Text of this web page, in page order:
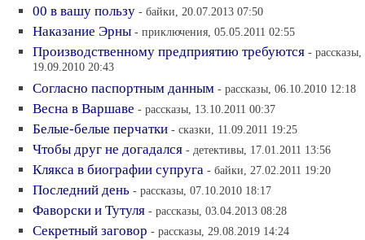
00 в вашу пользу - байки, 20.07.2013 07:50
Наказание Эрны - приключения, 05.05.2011 02:55
Производственному предприятию требуются - рассказы,
19.09.2010 20:43
Согласно паспортным данным - рассказы, 06.10.2010 12:18
Весна в Варшаве - рассказы, 13.10.2011 00:37
Белые-белые перчатки - сказки, 11.09.2011 19:25
Чтобы друг не догадался - детективы, 17.01.2011 13:56
Клякса в биографии супруга - байки, 27.02.2011 19:20
Последний день - рассказы, 07.10.2010 18:17
Фаворски и Тутуля - рассказы, 03.04.2013 08:28
Секретный заговор - рассказы, 29.08.2019 14:24